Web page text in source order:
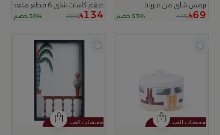
ترمس شاي من فاريانا
69
149 53% خصم
طقم كاسات شاي 6 قطع متعدد الالوان من أزوريا
134
269 50% خصم